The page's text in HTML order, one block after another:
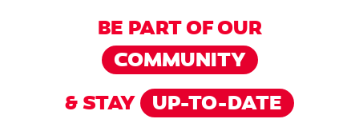
BE PART OF OUR
COMMUNITY
& STAY
UP-TO-DATE